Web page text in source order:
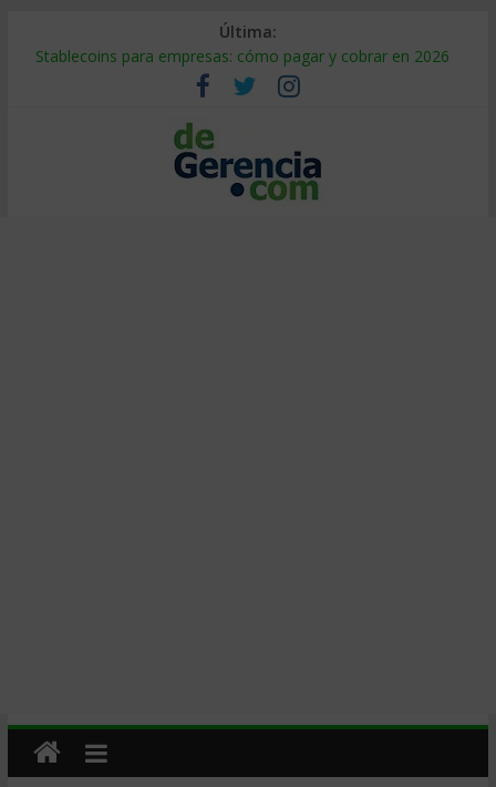
Última:
Stablecoins para empresas: cómo pagar y cobrar en 2026
Despido silencioso: qué es y por qué sale tan caro
IA en selección de personal: cómo auditarla a tiempo
Trabajo forzoso en la cadena de suministro: qué hacer
Mercado hispano de EE. UU.: cómo segmentarlo y venderle